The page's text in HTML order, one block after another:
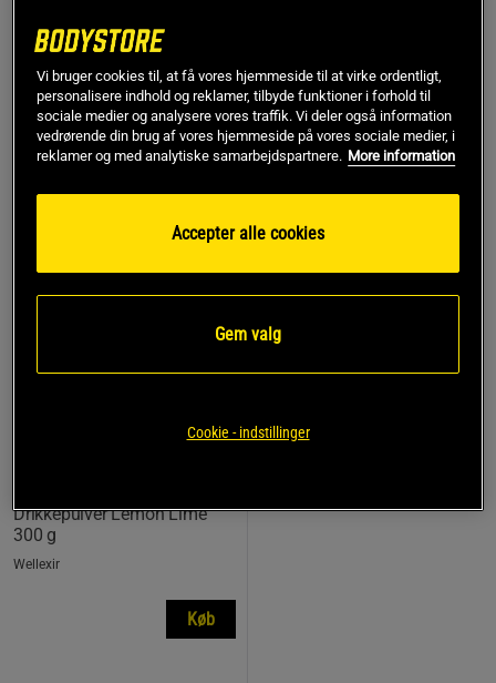
Køb Køb
KØB FLERE, SPAR MERE
Drikkepulver Lemon Lime
300 g
Wellexir
Køb
Vi bruger cookies til, at få vores hjemmeside til at virke ordentligt,
personalisere indhold og reklamer, tilbyde funktioner i forhold til
sociale medier og analysere vores traffik. Vi deler også information
vedrørende din brug af vores hjemmeside på vores sociale medier, i
reklamer og med analytiske samarbejdspartnere. More information
Accepter alle cookies
Gem valg
Cookie - indstillinger